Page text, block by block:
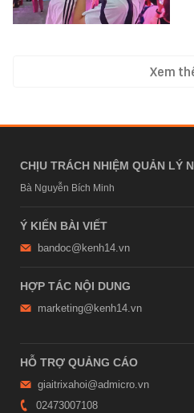
Xem
CHỊU TRÁCH NHIỆM QUẢN LÝ
Bà Nguyễn Bích Minh
Ý KIẾN BÀI VIẾT
bandoc@kenh14.vn
HỢP TÁC NỘI DUNG
marketing@kenh14.vn
HỖ TRỢ QUẢNG CÁO
giaitrixahoi@admicro.vn
02473007108